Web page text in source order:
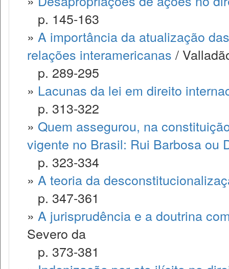
p. 145-163
» A importância da atualização
relações interamericanas /
p. 289-295
» Lacunas da lei em direito
p. 313-322
» Quem assegurou, na
vigente no Brasil: Rui Barbosa ou
p. 323-334
» A teoria da
p. 347-361
» A jurisprudência e a doutrina
Severo da
p. 373-381